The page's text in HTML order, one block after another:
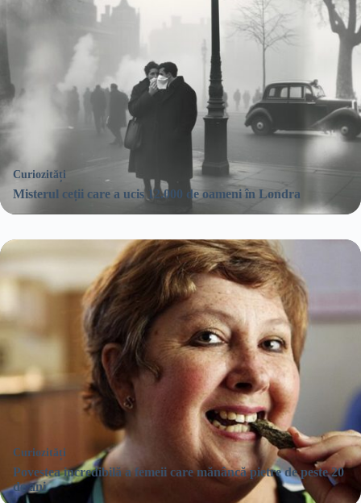
Curiozități
Misterul ceții care a ucis 12.000 de oameni în Londra
Curiozități
Povestea incredibilă a femeii care mănâncă pietre de peste 20
de ani